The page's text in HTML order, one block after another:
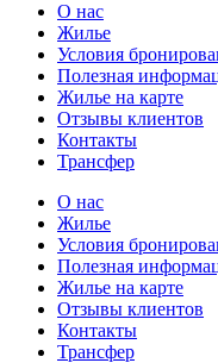
О нас
Жилье
Условия
Полезная
Жилье на карте
Отзывы клиентов
Контакты
Трансфер
О нас
Жилье
Условия
Полезная
Жилье на карте
Отзывы клиентов
Контакты
Трансфер